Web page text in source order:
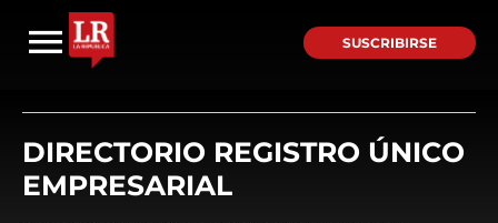
SUSCRIBIRSE
DIRECTORIO REGISTRO ÚNICO
EMPRESARIAL